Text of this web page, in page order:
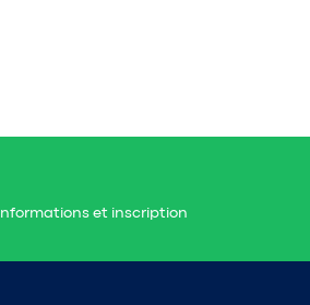
Informations et inscription